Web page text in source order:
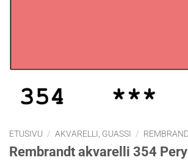
ETUSIVU / AKVARELLI, GUASSI /
Rembrandt akvarelli 354